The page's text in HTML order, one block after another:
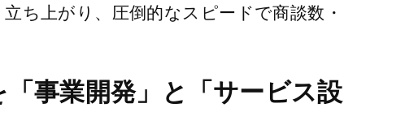
ち上がり、圧倒的なスピードで商談数・
事業開発」と「サービス設